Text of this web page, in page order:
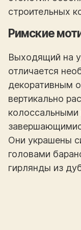
строительных
Римские
Выходящий на
отличается
декоративным
вертикально
Они украшены
головами
гирлянды из